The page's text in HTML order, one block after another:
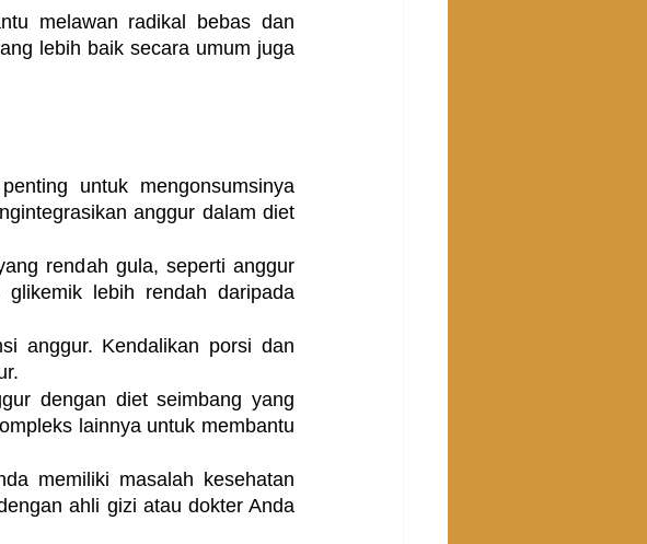
melawan radikal bebas dan
lebih baik secara umum juga
untuk mengonsumsinya
anggur dalam diet
rendah gula, seperti anggur
lebih rendah daripada
anggur. Kendalikan porsi dan
dengan diet seimbang yang
lainnya untuk membantu
memiliki masalah kesehatan
ahli gizi atau dokter Anda